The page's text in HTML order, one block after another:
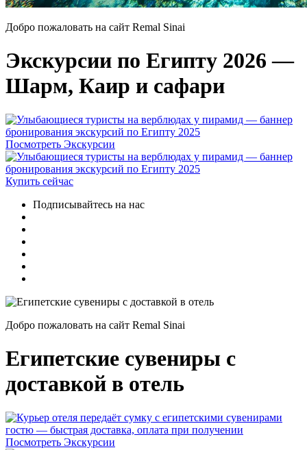
Добро пожаловать на сайт Remal Sinai
Экскурсии по Египту 2026 —
Шарм, Каир и сафари
Посмотреть Экскурсии
Купить сейчас
Подписывайтесь на нас
Добро пожаловать на сайт Remal Sinai
Египетские сувениры с
доставкой в отель
Посмотреть Экскурсии